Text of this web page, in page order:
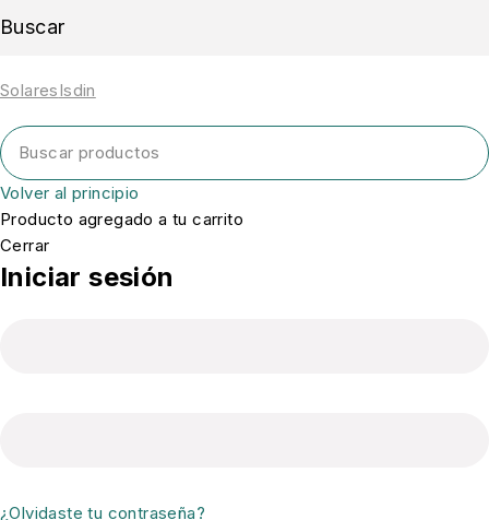
Buscar
SolaresIsdin
Volver al principio
Producto agregado a tu carrito
Cerrar
Iniciar sesión
¿Olvidaste tu contraseña?